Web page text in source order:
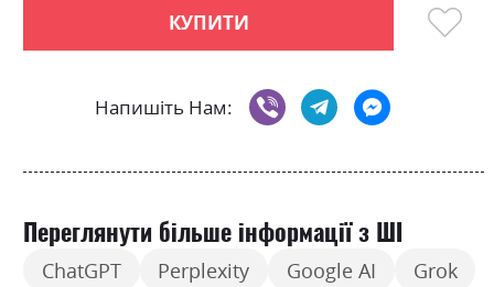
КУПИТИ
Напишіть Нам:
Переглянути більше інформації з ШІ
ChatGPT Perplexity Google AI Grok